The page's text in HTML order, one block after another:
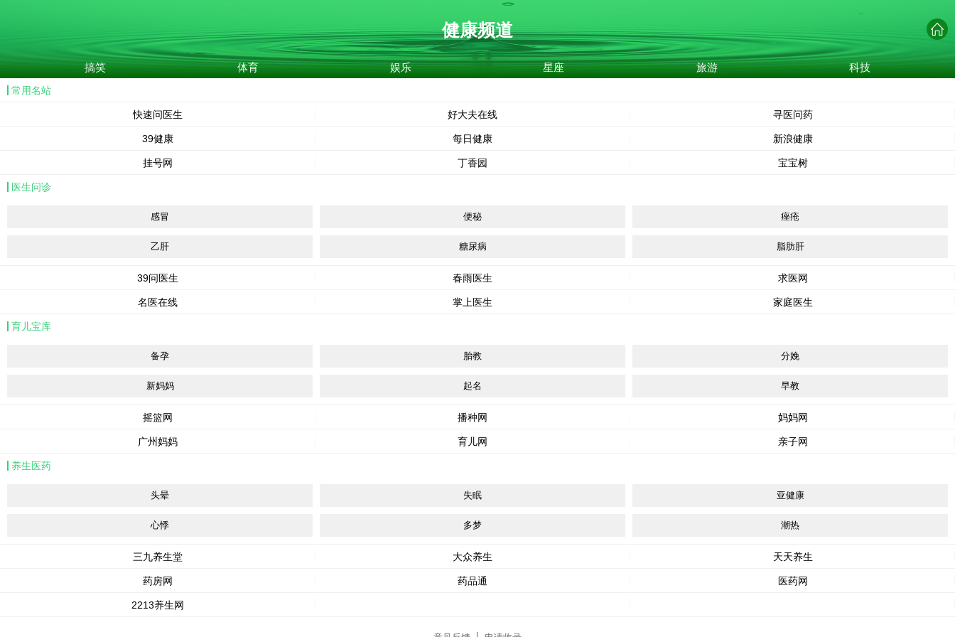
健康频道
搞笑 体育 娱乐 星座 旅游 科技
常用名站
快速问医生 好大夫在线 寻医问药
39健康 每日健康 新浪健康
挂号网 丁香园 宝宝树
医生问诊
感冒 便秘 痤疮
乙肝 糖尿病 脂肪肝
39问医生 春雨医生 求医网
名医在线 掌上医生 家庭医生
育儿宝库
备孕 胎教 分娩
新妈妈 起名 早教
摇篮网 播种网 妈妈网
广州妈妈 育儿网 亲子网
养生医药
头晕 失眠 亚健康
心悸 多梦 潮热
三九养生堂 大众养生 天天养生
药房网 药品通 医药网
2213养生网